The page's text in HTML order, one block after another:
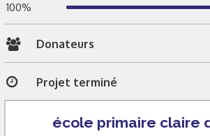
100%
Donateurs
Projet terminé
école primaire claire